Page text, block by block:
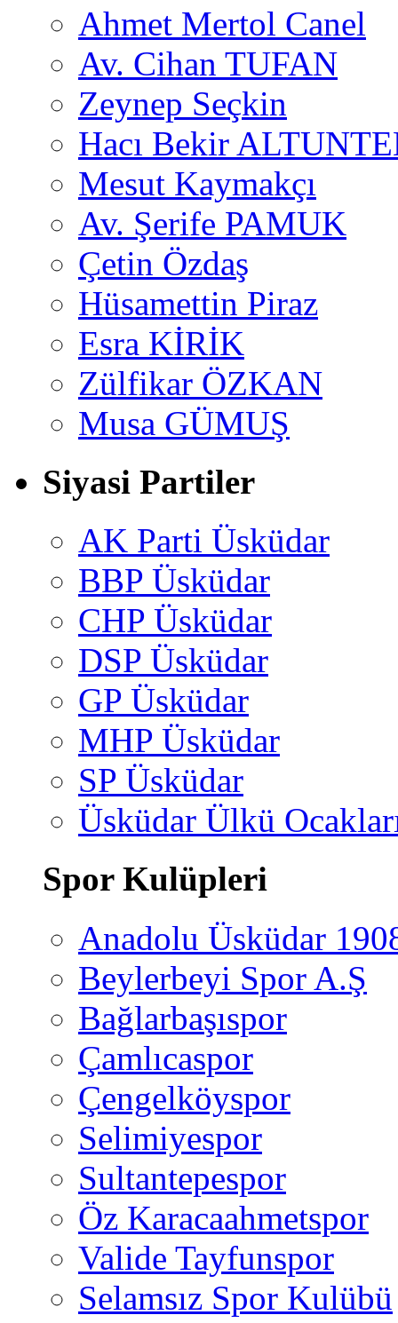
Ahmet Mertol Canel
Av. Cihan TUFAN
Zeynep Seçkin
Hacı Bekir
Mesut Kaymakçı
Av. Şerife PAMUK
Çetin Özdaş
Hüsamettin Piraz
Esra KİRİK
Zülfikar ÖZKAN
Musa GÜMUŞ
Siyasi Partiler
AK Parti Üsküdar
BBP Üsküdar
CHP Üsküdar
DSP Üsküdar
GP Üsküdar
MHP Üsküdar
SP Üsküdar
Üsküdar Ülkü
Spor Kulüpleri
Anadolu Üsküdar
Beylerbeyi Spor A.Ş
Bağlarbaşıspor
Çamlıcaspor
Çengelköyspor
Selimiyespor
Sultantepespor
Öz Karacaahmetspor
Valide Tayfunspor
Selamsız Spor Kulübü